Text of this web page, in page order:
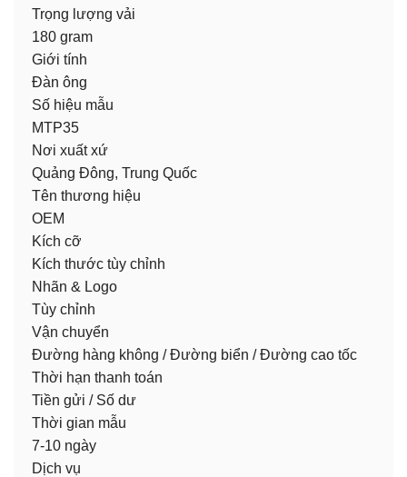
Trọng lượng vải
180 gram
Giới tính
Đàn ông
Số hiệu mẫu
MTP35
Nơi xuất xứ
Quảng Đông, Trung Quốc
Tên thương hiệu
OEM
Kích cỡ
Kích thước tùy chỉnh
Nhãn & Logo
Tùy chỉnh
Vận chuyển
Đường hàng không / Đường biển / Đường cao tốc
Thời hạn thanh toán
Tiền gửi / Số dư
Thời gian mẫu
7-10 ngày
Dịch vụ